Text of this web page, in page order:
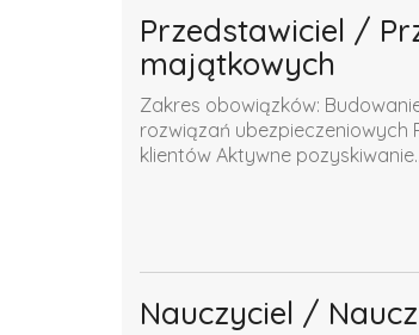
Przedstawiciel /
majątkowych
Zakres obowiązków:
rozwiązań ubezpieczeniowych
klientów Aktywne
Nauczyciel /